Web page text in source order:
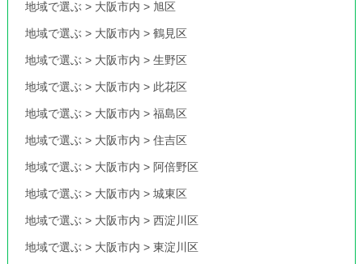
地域で選ぶ > 大阪市内 > 旭区
地域で選ぶ > 大阪市内 >鶴見区
地域で選ぶ > 大阪市内 >生野区
地域で選ぶ > 大阪市内 > 此花区
地域で選ぶ > 大阪市内 >福島区
地域で選ぶ > 大阪市内 >住吉区
地域で選ぶ > 大阪市内 > 阿倍野区
地域で選ぶ > 大阪市内 >城東区
地域で選ぶ > 大阪市内 >西淀川区
地域で選ぶ > 大阪市内 >東淀川区